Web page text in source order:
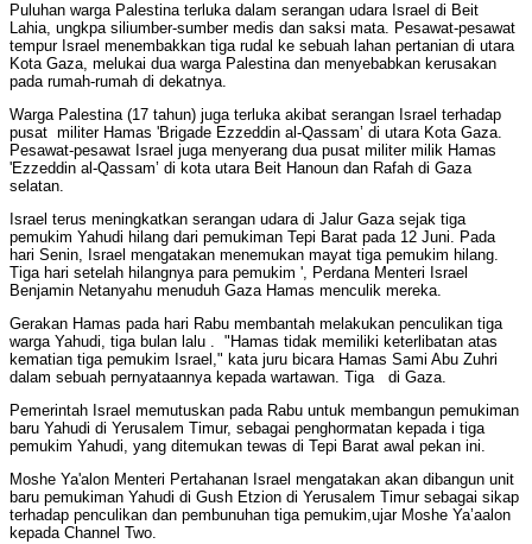
Puluhan warga Palestina terluka dalam serangan udara Israel di Beit
Lahia, ungkpa siliumber-sumber medis dan saksi mata. Pesawat-pesawat
tempur Israel menembakkan tiga rudal ke sebuah lahan pertanian di utara
Kota Gaza, melukai dua warga Palestina dan menyebabkan kerusakan
pada rumah-rumah di dekatnya.
Warga Palestina (17 tahun) juga terluka akibat serangan Israel terhadap
pusat militer Hamas 'Brigade Ezzeddin al-Qassam’ di utara Kota Gaza.
Pesawat-pesawat Israel juga menyerang dua pusat militer milik Hamas
'Ezzeddin al-Qassam’ di kota utara Beit Hanoun dan Rafah di Gaza
selatan.
Israel terus meningkatkan serangan udara di Jalur Gaza sejak tiga
pemukim Yahudi hilang dari pemukiman Tepi Barat pada 12 Juni. Pada
hari Senin, Israel mengatakan menemukan mayat tiga pemukim hilang.
Tiga hari setelah hilangnya para pemukim ', Perdana Menteri Israel
Benjamin Netanyahu menuduh Gaza Hamas menculik mereka.
Gerakan Hamas pada hari Rabu membantah melakukan penculikan tiga
warga Yahudi, tiga bulan lalu . "Hamas tidak memiliki keterlibatan atas
kematian tiga pemukim Israel," kata juru bicara Hamas Sami Abu Zuhri
dalam sebuah pernyataannya kepada wartawan. Tiga di Gaza.
Pemerintah Israel memutuskan pada Rabu untuk membangun pemukiman
baru Yahudi di Yerusalem Timur, sebagai penghormatan kepada i tiga
pemukim Yahudi, yang ditemukan tewas di Tepi Barat awal pekan ini.
Moshe Ya'alon Menteri Pertahanan Israel mengatakan akan dibangun unit
baru pemukiman Yahudi di Gush Etzion di Yerusalem Timur sebagai sikap
terhadap penculikan dan pembunuhan tiga pemukim,ujar Moshe Ya’aalon
kepada Channel Two.